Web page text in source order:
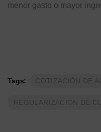
menor gasto o mayor
Tags: